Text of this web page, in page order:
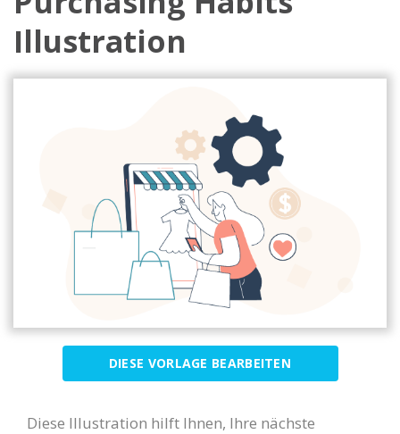
Illustration
DIESE VORLAGE BEARBEITEN
Diese Illustration hilft Ihnen, Ihre nächste